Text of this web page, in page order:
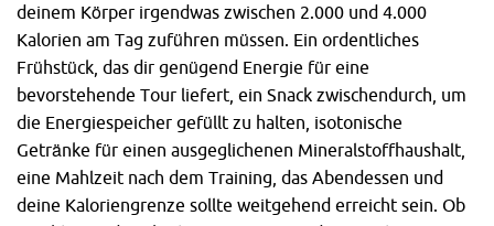
deinem Körper irgendwas zwischen 2.000 und 4.000
Kalorien am Tag zuführen müssen. Ein ordentliches
Frühstück, das dir genügend Energie für eine
bevorstehende Tour liefert, ein Snack zwischendurch, um
die Energiespeicher gefüllt zu halten, isotonische
Getränke für einen ausgeglichenen Mineralstoffhaushalt,
eine Mahlzeit nach dem Training, das Abendessen und
deine Kaloriengrenze sollte weitgehend erreicht sein. Ob